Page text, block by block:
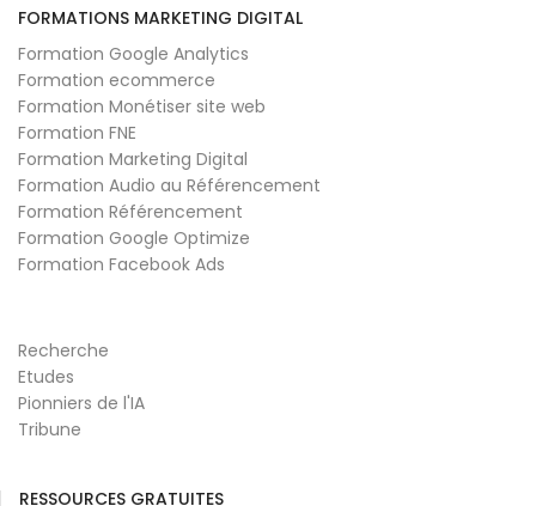
FORMATIONS MARKETING DIGITAL
Formation Google Analytics
Formation ecommerce
Formation Monétiser site web
Formation FNE
Formation Marketing Digital
Formation Audio au Référencement
Formation Référencement
Formation Google Optimize
Formation Facebook Ads
Recherche
Etudes
Pionniers de l'IA
Tribune
RESSOURCES GRATUITES